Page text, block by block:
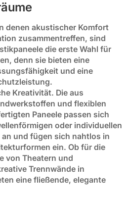
denen akustischer Komfort
zusammentreffen, sind
die erste Wahl für
denn sie bieten eine
und eine
Kreativität. Die aus
und flexiblen
Paneele passen sich
oder individuellen
und fügen sich nahtlos in
ein. Ob für die
von Theatern und
Trennwände in
eine fließende, elegante